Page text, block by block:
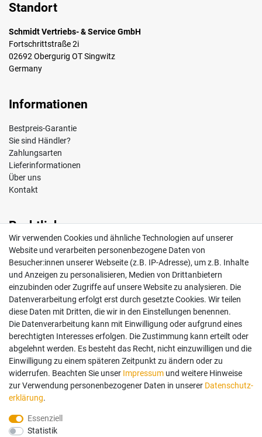
Standort
Schmidt Vertriebs- & Service GmbH
Fortschrittstraße 2i
02692 Obergurig OT Singwitz
Germany
Informationen
Bestpreis-Garantie
Sie sind Händler?
Zahlungsarten
Lieferinformationen
Über uns
Kontakt
Rechtliches
Impressum
AGB
Widerrufsrecht
Datenschutz
Vertrag widerrufen
Mein Konto
Anmelden
Registrieren
Bezahlung und Versand
Wir bieten Ihnen viele Möglichkeiten einer sicheren Bezahlung.
Wir verwenden Cookies und ähnliche Technologien auf unserer
Website und verarbeiten personenbezogene Daten von
Besucher:innen unserer Webseite (z.B. IP-Adresse), um z.B. Inhalte
und Anzeigen zu personalisieren, Medien von Drittanbietern
einzubinden oder Zugriffe auf unsere Website zu analysieren. Die
Datenverarbeitung erfolgt erst durch gesetzte Cookies. Wir teilen
diese Daten mit Dritten, die wir in den Einstellungen benennen.
Die Datenverarbeitung kann mit Einwilligung oder aufgrund eines
berechtigten Interesses erfolgen. Die Zustimmung kann erteilt oder
abgelehnt werden. Es besteht das Recht, nicht einzuwilligen und die
Einwilligung zu einem späteren Zeitpunkt zu ändern oder zu
widerrufen. Beachten Sie unser Impressum und weitere Hinweise
zur Verwendung personenbezogener Daten in unserer Daten­schutz­
erklärung.
Essenziell
Statistik